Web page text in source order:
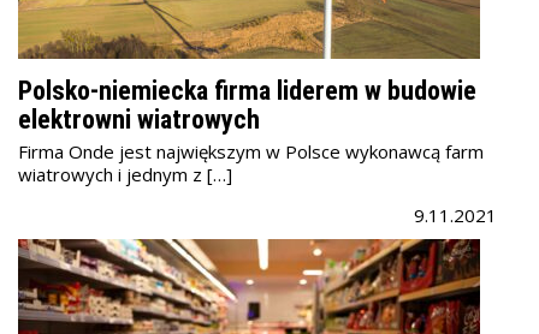
Polsko-niemiecka firma liderem w budowie
elektrowni wiatrowych
Firma Onde jest największym w Polsce wykonawcą farm
wiatrowych i jednym z […]
9.11.2021